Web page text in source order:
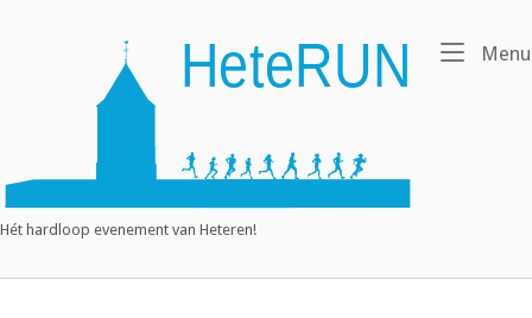
Hét hardloop evenement van Heteren!
Menu